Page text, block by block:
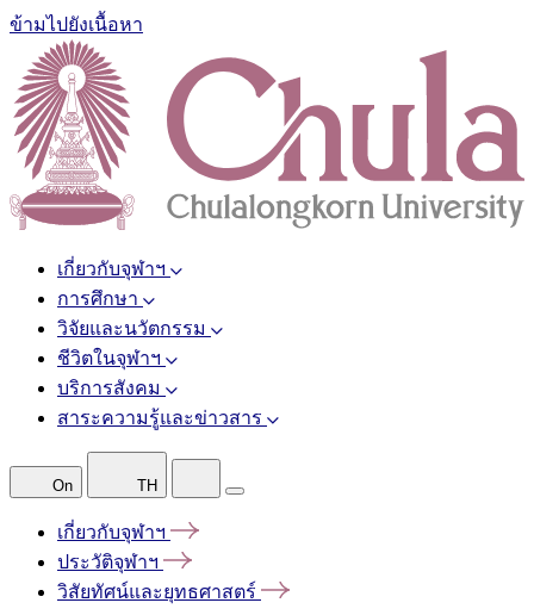
ข้ามไปยังเนื้อหา
เกี่ยวกับจุฬาฯ
การศึกษา
วิจัยและนวัตกรรม
ชีวิตในจุฬาฯ
บริการสังคม
สาระความรู้และข่าวสาร
On TH
เกี่ยวกับจุฬาฯ
ประวัติจุฬาฯ
วิสัยทัศน์และยุทธศาสตร์